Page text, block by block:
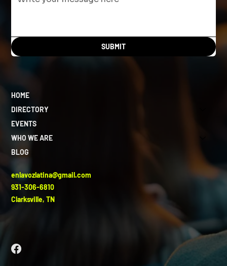
SUBMIT
HOME
DIRECTORY
EVENTS
WHO WE ARE
BLOG
enlavozlatina@gmail.com
931-306-6810
Clarksville, TN